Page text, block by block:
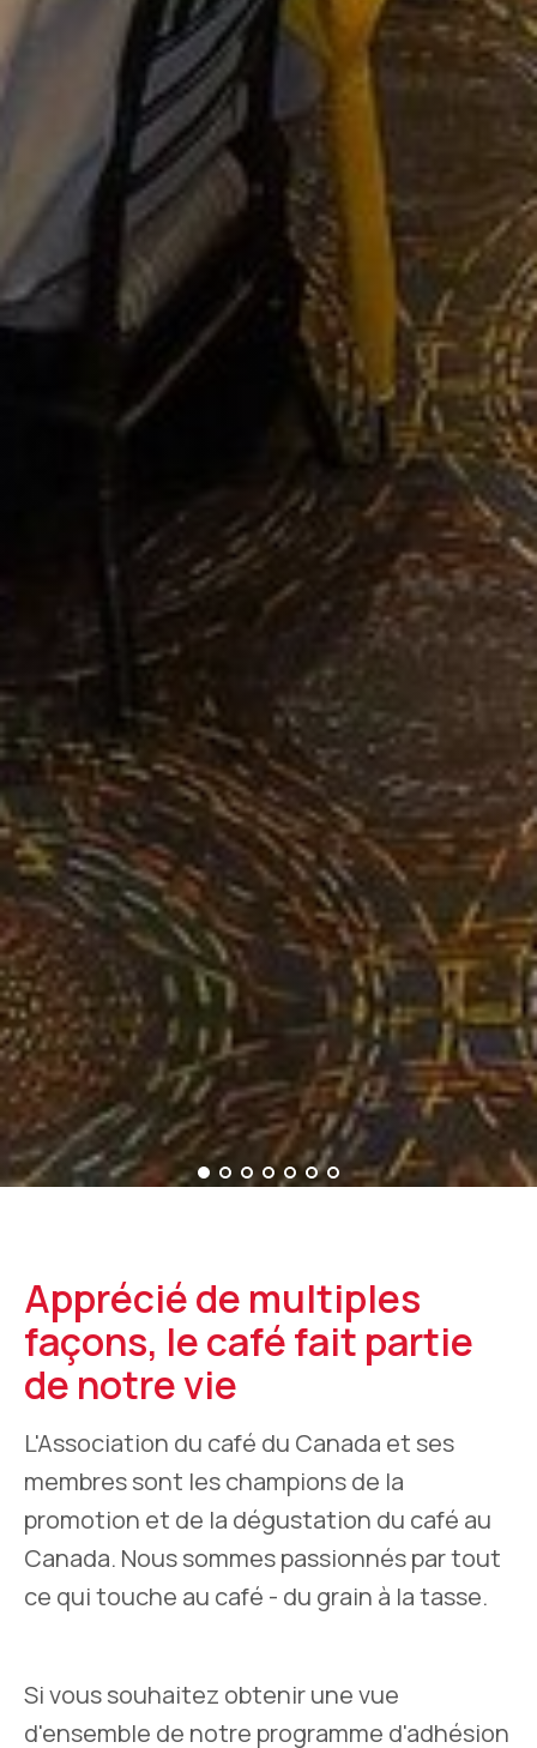
Apprécié de multiples
façons, le café fait partie
de notre vie
L'Association du café du Canada et ses
membres sont les champions de la
promotion et de la dégustation du café au
Canada. Nous sommes passionnés par tout
ce qui touche au café - du grain à la tasse.
Si vous souhaitez obtenir une vue
d'ensemble de notre programme d'adhésion